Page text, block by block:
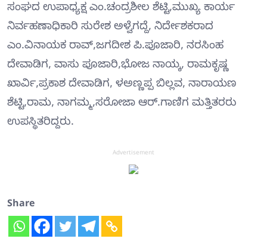
ಸಂಘದ ಉಪಾಧ್ಯಕ್ಷ ಎಂ.ಚಂದ್ರಶೀಲ ಶೆಟ್ಟಿ,ಮುಖ್ಯ ಕಾರ್ಯ
ನಿರ್ವಹಣಾಧಿಕಾರಿ ಸುರೇಶ ಅಳ್ವೆಗದ್ದೆ, ನಿರ್ದೇಶಕರಾದ
ಎಂ.ವಿನಾಯಕ ರಾವ್,ಜಗದೀಶ ಪಿ.ಪೂಜಾರಿ, ನರಸಿಂಹ
ದೇವಾಡಿಗ, ವಾಸು ಪೂಜಾರಿ,ಭೋಜ ನಾಯ್ಕ, ರಾಮಕೃಷ್ಣ
ಖಾರ್ವಿ,ಪ್ರಕಾಶ ದೇವಾಡಿಗ, ಳಅಣ್ಣಪ್ಪ ಬಿಲ್ಲವ, ನಾರಾಯಣ
ಶೆಟ್ಟಿ,ರಾಮ, ನಾಗಮ್ಮ,ಸರೋಜಾ ಆ‌ರ್.ಗಾಣಿಗ ಮತ್ತಿತರರು
ಉಪಸ್ಥಿತರಿದ್ದರು.
Advertisement
Share